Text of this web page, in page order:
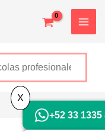
2552
+52 33 1335
X